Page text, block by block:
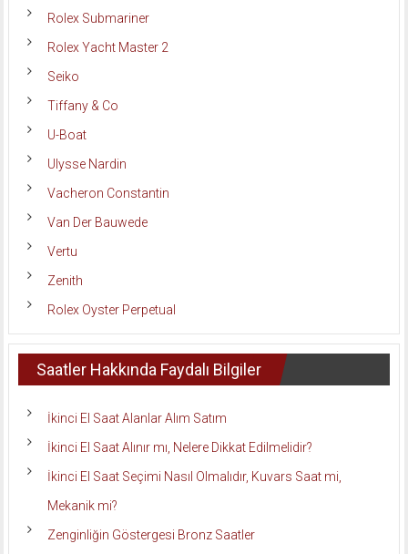
Rolex Submariner
Rolex Yacht Master 2
Seiko
Tiffany & Co
U-Boat
Ulysse Nardin
Vacheron Constantin
Van Der Bauwede
Vertu
Zenith
Rolex Oyster Perpetual
Saatler Hakkında Faydalı Bilgiler
İkinci El Saat Alanlar Alım Satım
İkinci El Saat Alınır mı, Nelere Dikkat Edilmelidir?
İkinci El Saat Seçimi Nasıl Olmalıdır, Kuvars Saat mi,
Mekanik mi?
Zenginliğin Göstergesi Bronz Saatler